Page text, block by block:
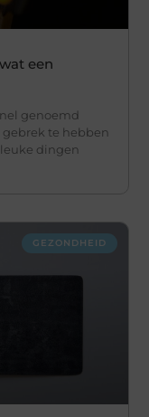
een
genoemd
te hebben
dingen
GEZONDHEID